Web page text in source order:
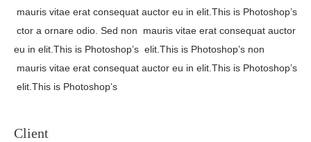
mauris vitae erat consequat auctor eu in elit.This is Photoshop’s
ctor a ornare odio. Sed non mauris vitae erat consequat auctor
eu in elit.This is Photoshop’s elit.This is Photoshop’s non
mauris vitae erat consequat auctor eu in elit.This is Photoshop’s
elit.This is Photoshop’s
Client